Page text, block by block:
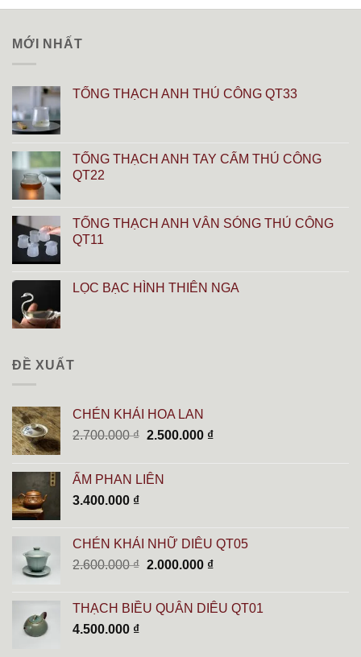
MỚI NHẤT
TỐNG THẠCH ANH THỦ CÔNG QT33
TỐNG THẠCH ANH TAY CẨM THỦ CÔNG
QT22
TỐNG THẠCH ANH VÂN SÓNG THỦ CÔNG
QT11
LỌC BẠC HÌNH THIÊN NGA
ĐỀ XUẤT
CHÉN KHẢI HOA LAN
2.700.000₫ Giá
2.700.000 ₫.
2.500.000 ₫Giá
ẤM PHAN LIÊN
3.400.000 ₫
CHÉN KHẢI NHỮ DIÊU QT05
2.600.000₫ Giá
2.600.000 ₫.
2.000.000 ₫Giá
tại
là:
THẠCH BIỀU QUÂN DIÊU QT01
4.500.000 ₫